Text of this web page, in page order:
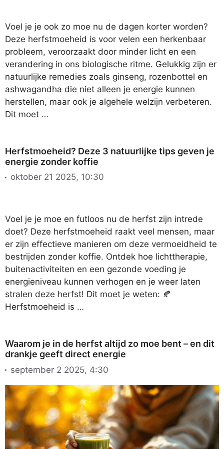
Voel je je ook zo moe nu de dagen korter worden?
Deze herfstmoeheid is voor velen een herkenbaar
probleem, veroorzaakt door minder licht en een
verandering in ons biologische ritme. Gelukkig zijn er
natuurlijke remedies zoals ginseng, rozenbottel en
ashwagandha die niet alleen je energie kunnen
herstellen, maar ook je algehele welzijn verbeteren.
Dit moet …
Herfstmoeheid? Deze 3 natuurlijke tips geven je
energie zonder koffie
oktober 21 2025, 10:30
Voel je je moe en futloos nu de herfst zijn intrede
doet? Deze herfstmoeheid raakt veel mensen, maar
er zijn effectieve manieren om deze vermoeidheid te
bestrijden zonder koffie. Ontdek hoe lichttherapie,
buitenactiviteiten en een gezonde voeding je
energieniveau kunnen verhogen en je weer laten
stralen deze herfst! Dit moet je weten: 🍂
Herfstmoeheid is …
Waarom je in de herfst altijd zo moe bent – en dit
drankje geeft direct energie
september 2 2025, 4:30